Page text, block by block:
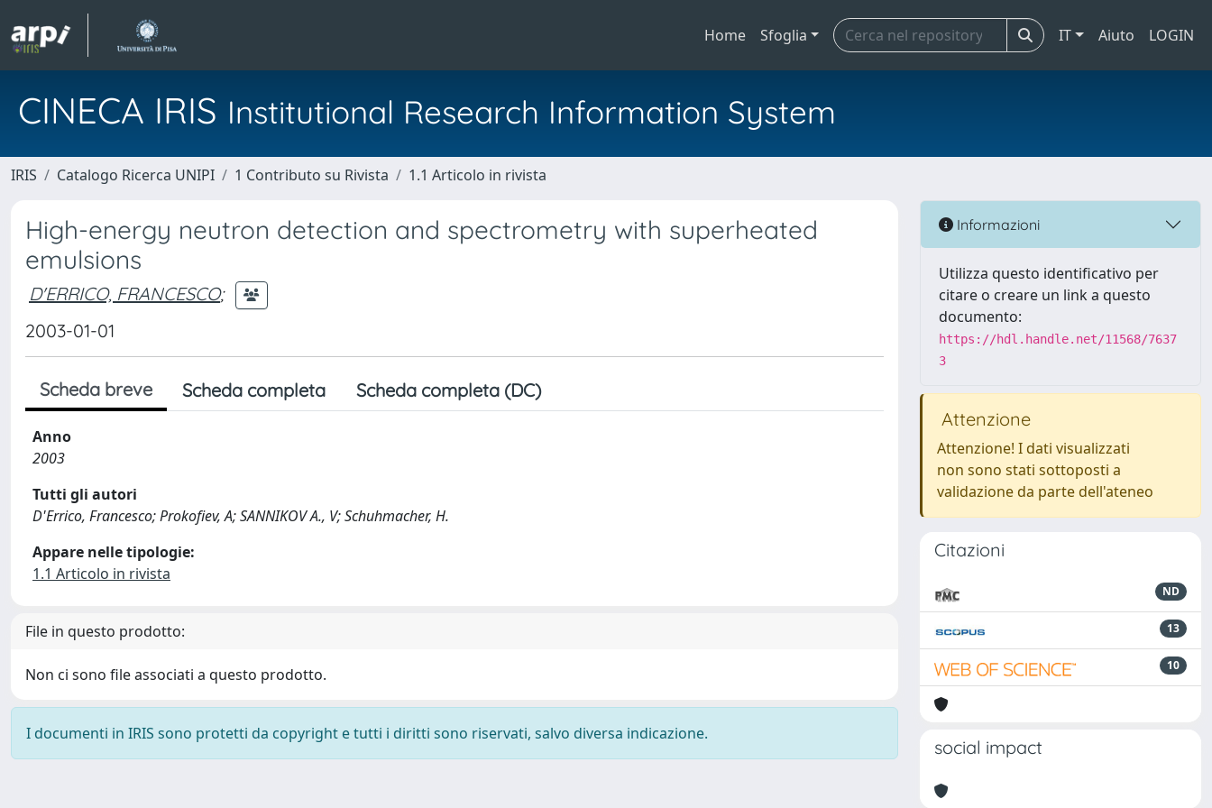
Home Sfoglia IT Aiuto LOGIN
CINECA IRIS Institutional Research Information System
IRIS Catalogo Ricerca UNIPI 1 Contributo su Rivista 1.1 Articolo in rivista
High-energy neutron detection and spectrometry with superheated
emulsions
D'ERRICO, FRANCESCO;
2003-01-01
Scheda breve Scheda completa Scheda completa (DC)
Anno
2003
Tutti gli autori
D'Errico, Francesco; Prokofiev, A; SANNIKOV A., V; Schuhmacher, H.
Appare nelle tipologie:
1.1 Articolo in rivista
File in questo prodotto:
Non ci sono file associati a questo prodotto.
I documenti in IRIS sono protetti da copyright e tutti i diritti sono riservati, salvo diversa indicazione.
Informazioni
Utilizza questo identificativo per
citare o creare un link a questo
documento:
https://hdl.handle.net/11568/7637
3
Attenzione
Attenzione! I dati visualizzati
non sono stati sottoposti a
validazione da parte dell'ateneo
Citazioni
ND
13
10
social impact